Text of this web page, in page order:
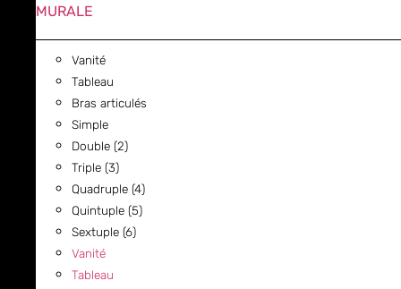
MURALE
Vanité
Tableau
Bras articulés
Simple
Double (2)
Triple (3)
Quadruple (4)
Quintuple (5)
Sextuple (6)
Vanité
Tableau